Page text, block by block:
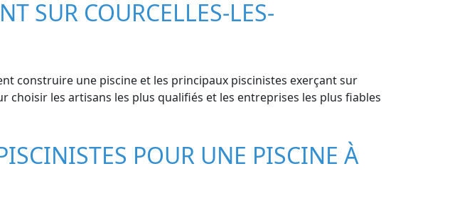
SUR COURCELLES-LES-
construire une piscine et les principaux piscinistes exerçant sur
les artisans les plus qualifiés et les entreprises les plus fiables
POUR UNE PISCINE À